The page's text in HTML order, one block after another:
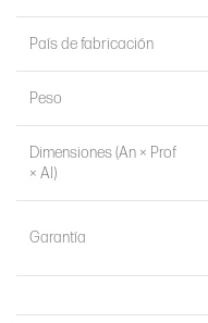
País de fabricación
Peso
Dimensiones (An × Prof
× Al)
Garantía